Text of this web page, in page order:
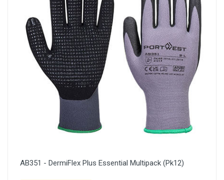
AB351 - DermiFlex Plus Essential Multipack (Pk12)